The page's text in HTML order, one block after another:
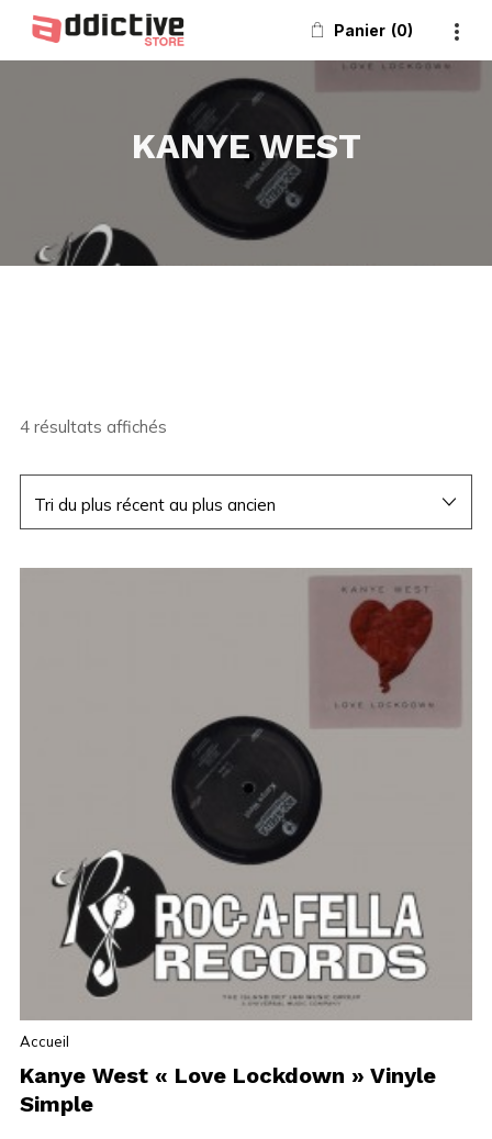
Panier 0
KANYE WEST
4 résultats affichés
Accueil
Kanye West « Love Lockdown » Vinyle
Simple